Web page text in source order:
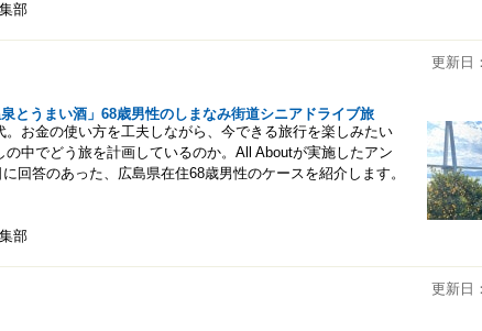
部
とうまい酒」68歳男性のしまなみ街道シニアドライブ旅
更新日
お金の使い方を工夫しながら、今できる旅行を楽しみたい
の中でどう旅を計画しているのか。All Aboutが実施したアン
回答のあった、広島県在住68歳男性のケースを紹介します。
部
更新日